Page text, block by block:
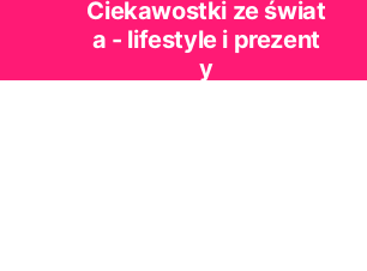
Ciekawostki ze świat
a - lifestyle i prezent
y